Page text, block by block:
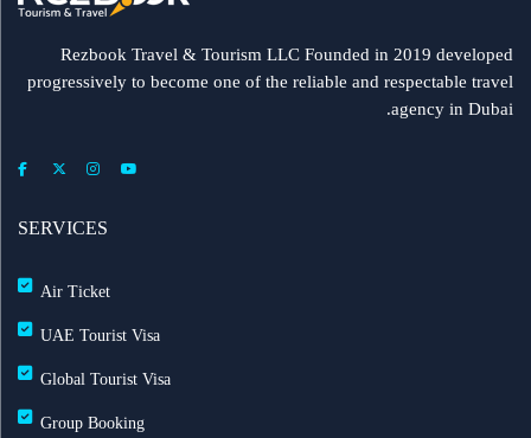
مطار الشارقة يطلق رحلات مباشرة إلى ميونيخ عبر
فلاي دبي: تأخير بعض الرحلات بسبب الأحوال الجوية
عرض طيران الإمارات إلى دبي | عشاء بحري وزيارة فنية
طيران الإمارات تشغّل رحلاتها إلى بغداد
طيران الإمارات تطلق بطاقة إيميريتس آسيا باس لرحلات
متعددة
Rezbook Travel & Tourism LLC Founded in 2019 developed
progressively to become one of the reliable and respectable travel
agency in Dubai.
SERVICES
Air Ticket
UAE Tourist Visa
Global Tourist Visa
Group Booking